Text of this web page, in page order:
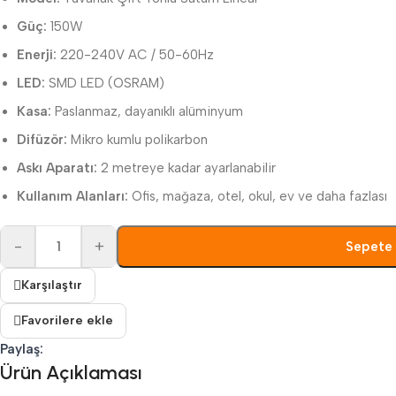
Güç: 150W
Enerji: 220-240V AC / 50-60Hz
LED: SMD LED (OSRAM)
Kasa: Paslanmaz, dayanıklı alüminyum
Difüzör: Mikro kumlu polikarbon
Askı Aparatı: 2 metreye kadar ayarlanabilir
Kullanım Alanları: Ofis, mağaza, otel, okul, ev ve daha fazlası
- + Sepete
Karşılaştır
Favorilere ekle
Paylaş:
Ürün Açıklaması